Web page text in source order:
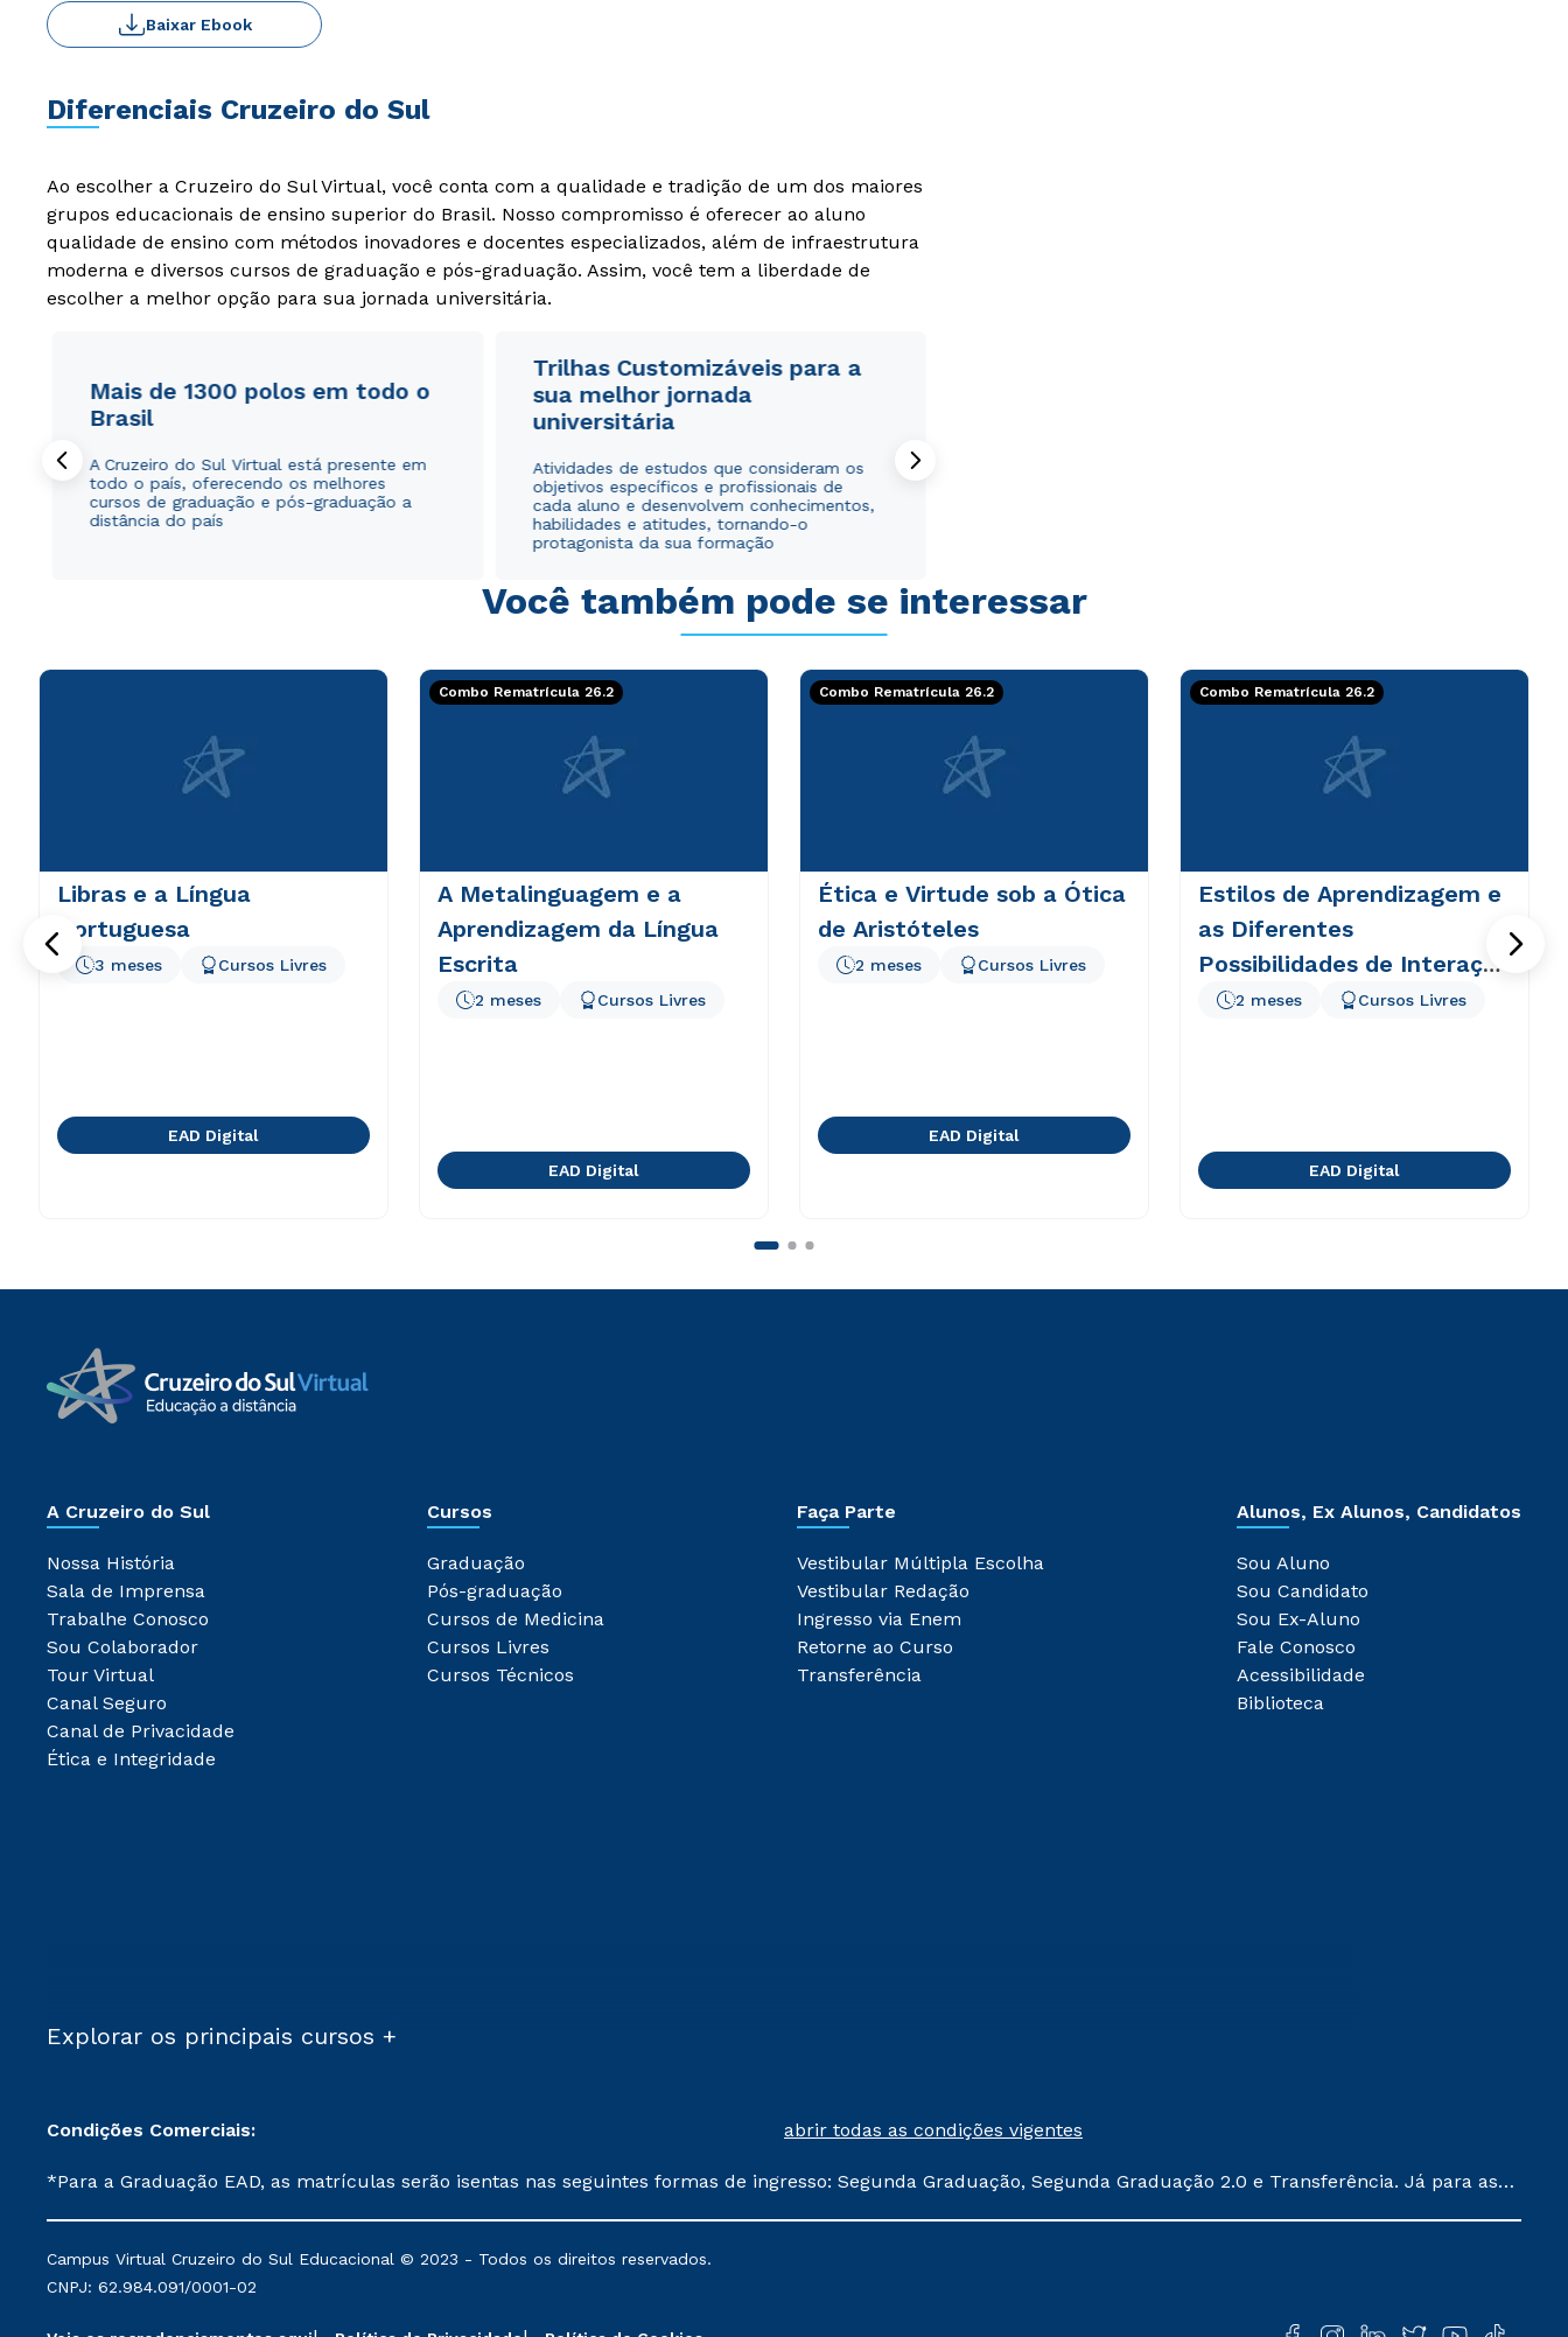
Baixar Ebook
Diferenciais Cruzeiro do Sul
Ao escolher a Cruzeiro do Sul Virtual, você conta com a qualidade e tradição de um dos maiores
grupos educacionais de ensino superior do Brasil. Nosso compromisso é oferecer ao aluno
qualidade de ensino com métodos inovadores e docentes especializados, além de infraestrutura
moderna e diversos cursos de graduação e pós-graduação. Assim, você tem a liberdade de
escolher a melhor opção para sua jornada universitária.
Mais de 1300 polos em todo o
Brasil
A Cruzeiro do Sul Virtual está presente em
todo o país, oferecendo os melhores
cursos de graduação e pós-graduação a
distância do país
Trilhas Customizáveis para a
sua melhor jornada
universitária
Atividades de estudos que consideram os
objetivos específicos e profissionais de
cada aluno e desenvolvem conhecimentos,
habilidades e atitudes, tornando-o
protagonista da sua formação
Você também pode se interessar
Libras e a Língua
Portuguesa
3 meses Cursos Livres
EAD Digital
Combo Rematrícula 26.2
A Metalinguagem e a
Aprendizagem da Língua
Escrita
2 meses Cursos Livres
EAD Digital
Combo Rematrícula 26.2
Ética e Virtude sob a Ótica
de Aristóteles
2 meses Cursos Livres
EAD Digital
Combo Rematrícula 26.2
Estilos de Aprendizagem e
as Diferentes
Possibilidades de Interação
em EAD
2 meses Cursos Livres
EAD Digital
A Cruzeiro do Sul
Nossa História
Sala de Imprensa
Trabalhe Conosco
Sou Colaborador
Tour Virtual
Canal Seguro
Canal de Privacidade
Ética e Integridade
Cursos
Graduação
Pós-graduação
Cursos de Medicina
Cursos Livres
Cursos Técnicos
Faça Parte
Vestibular Múltipla Escolha
Vestibular Redação
Ingresso via Enem
Retorne ao Curso
Transferência
Alunos, Ex Alunos, Candidatos
Sou Aluno
Sou Candidato
Sou Ex-Aluno
Fale Conosco
Acessibilidade
Biblioteca
Explorar os principais cursos +
Condições Comerciais: abrir todas as condições vigentes
*Para a Graduação EAD, as matrículas serão isentas nas seguintes formas de ingresso: Segunda Graduação, Segunda Graduação 2.0 e Transferência. Já para as
mantidos conforme negociação. Descontos institucionais poderão sofrer alterações nos períodos de rematrícula conforme exposto no contrato de prestação de
serviços.
Campus Virtual Cruzeiro do Sul Educacional © 2023 - Todos os direitos reservados.
CNPJ: 62.984.091/0001-02
Rápido e fácil
ou
autorizo que meus dados sejam utilizados para o
envio de conteúdos da Cruzeiro do Sul.
Rápido e fácil
ou
autorizo que meus dados sejam utilizados para o
envio de conteúdos da Cruzeiro do Sul.